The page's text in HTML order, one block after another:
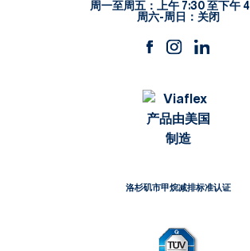
周一至周五：上午 7:30 至下午
周六-周日：关闭
洛杉矶市甲烷减排标准认证